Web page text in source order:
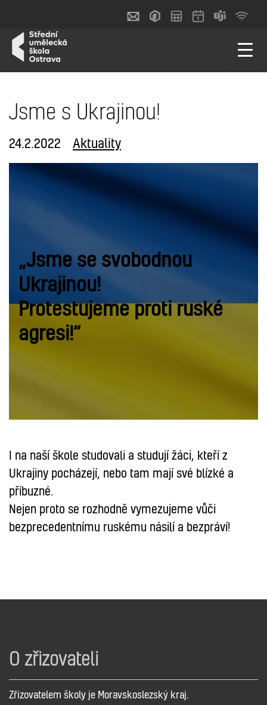
Jsme s Ukrajinou!
24.2.2022 Aktuality
„Jsme se svobodnou
Ukrajinou!
Protestujeme proti ruské
agresi!“
I na naší škole studovali a studují žáci, kteří z
Ukrajiny pocházejí, nebo tam mají své blízké a
příbuzné.
Nejen proto se rozhodně vymezujeme vůči
bezprecedentnímu ruskému násilí a bezpráví!
O zřizovateli
Zřizovatelem školy je Moravskoslezský kraj.